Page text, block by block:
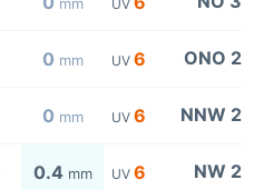
UV
0 mm UV 6 ONO 2
0 mm UV 6 NNW 2
0.4 mm UV 6 NW 2